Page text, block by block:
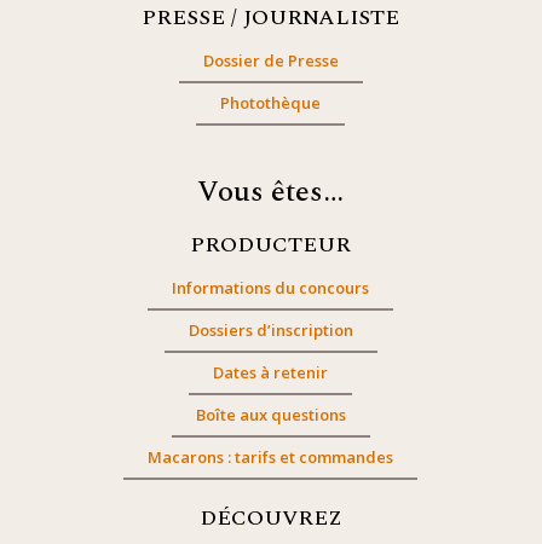
PRESSE / JOURNALISTE
Dossier de Presse
Photothèque
Vous êtes…
PRODUCTEUR
Informations du concours
Dossiers d’inscription
Dates à retenir
Boîte aux questions
Macarons : tarifs et commandes
DÉCOUVREZ